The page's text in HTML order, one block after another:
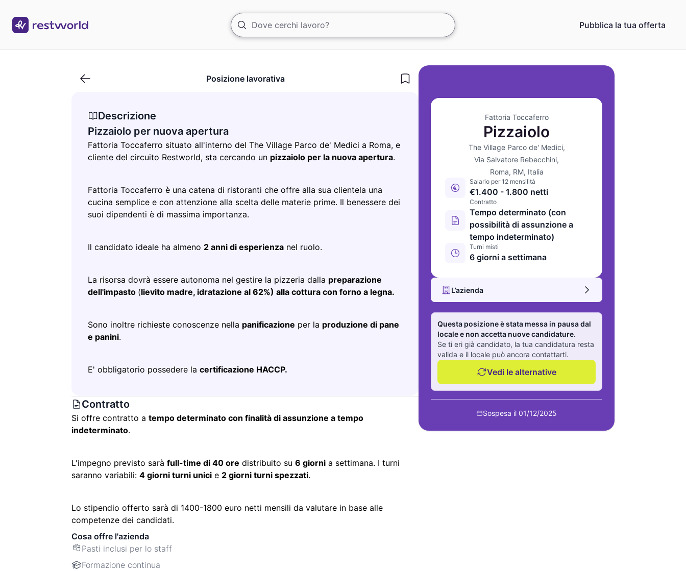
Pubblica la tua offerta
Fattoria Toccaferro
Pizzaiolo
The Village Parco de' Medici,
Via Salvatore Rebecchini,
Roma, RM, Italia
Salario per 12 mensilità
€1.400 - 1.800 netti
Contratto
Tempo determinato (con
possibilità di assunzione a
tempo indeterminato)
Turni misti
6 giorni a settimana
L’azienda
Questa posizione è stata messa in pausa dal
locale e non accetta nuove candidature.
Se ti eri già candidato, la tua candidatura resta
valida e il locale può ancora contattarti.
Vedi le alternative
Sospesa il 01/12/2025
Posizione lavorativa
Descrizione
Pizzaiolo per nuova apertura
Fattoria Toccaferro situato all'interno del The Village Parco de' Medici a Roma, e
cliente del circuito Restworld, sta cercando un pizzaiolo per la nuova apertura.
Fattoria Toccaferro è una catena di ristoranti che offre alla sua clientela una
cucina semplice e con attenzione alla scelta delle materie prime. Il benessere dei
suoi dipendenti è di massima importanza.
Il candidato ideale ha almeno 2 anni di esperienza nel ruolo.
La risorsa dovrà essere autonoma nel gestire la pizzeria dalla preparazione
dell'impasto (lievito madre, idratazione al 62%) alla cottura con forno a legna.
Sono inoltre richieste conoscenze nella panificazione per la produzione di pane
e panini.
E' obbligatorio possedere la certificazione HACCP.
Contratto
Si offre contratto a tempo determinato con finalità di assunzione a tempo
indeterminato.
L'impegno previsto sarà full-time di 40 ore distribuito su 6 giorni a settimana. I turni
saranno variabili: 4 giorni turni unici e 2 giorni turni spezzati.
Lo stipendio offerto sarà di 1400-1800 euro netti mensili da valutare in base alle
competenze dei candidati.
Cosa offre l'azienda
Pasti inclusi per lo staff
Formazione continua